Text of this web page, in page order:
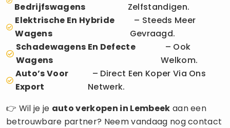
Bedrijfswagens
Zelfstandigen.
Elektrische En Hybride
Wagens
– Steeds Meer
Gevraagd.
Schadewagens En Defecte
Wagens
– Ook
Welkom.
Auto’s Voor
Export
– Direct Een Koper Via Ons
Netwerk.
👉 Wil je je auto verkopen in Lembeek aan een
betrouwbare partner? Neem vandaag nog contact